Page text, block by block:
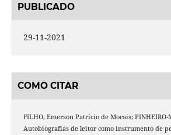
PUBLICADO
29-11-2021
COMO CITAR
FILHO, Emerson Patrício de Morais; PINHEIRO-
Autobiografias de leitor como instrumento de